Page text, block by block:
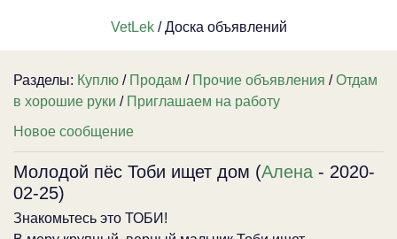
VetLek/ Доска объявлений
Разделы: Куплю / Продам / Прочие объявления /Отдам
в хорошие руки / Приглашаем на работу
Новое сообщение
Молодой пёс Тоби ищет дом (Алена - 2020-
02-25)
Знакомьтесь это ТОБИ!